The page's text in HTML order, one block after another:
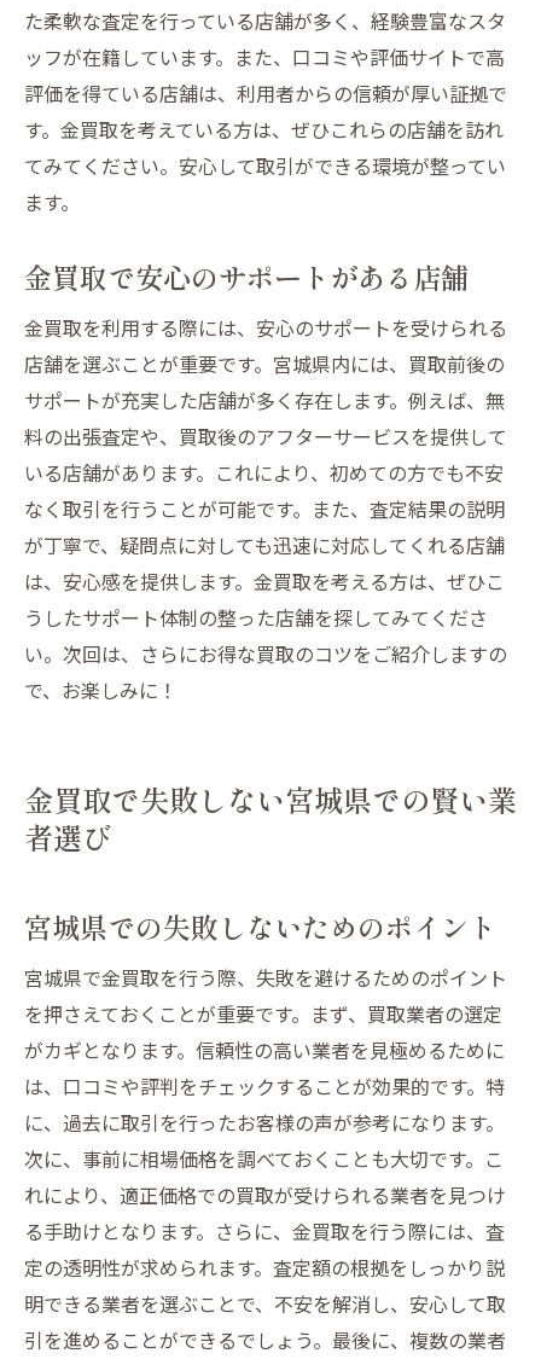
た柔軟な査定を行っている店舗が多く、経験豊富なスタ
ッフが在籍しています。また、口コミや評価サイトで高
評価を得ている店舗は、利用者からの信頼が厚い証拠で
す。金買取を考えている方は、ぜひこれらの店舗を訪れ
てみてください。安心して取引ができる環境が整ってい
ます。
金買取で安心のサポートがある店舗
金買取を利用する際には、安心のサポートを受けられる
店舗を選ぶことが重要です。宮城県内には、買取前後の
サポートが充実した店舗が多く存在します。例えば、無
料の出張査定や、買取後のアフターサービスを提供して
いる店舗があります。これにより、初めての方でも不安
なく取引を行うことが可能です。また、査定結果の説明
が丁寧で、疑問点に対しても迅速に対応してくれる店舗
は、安心感を提供します。金買取を考える方は、ぜひこ
うしたサポート体制の整った店舗を探してみてくださ
い。次回は、さらにお得な買取のコツをご紹介しますの
で、お楽しみに！
金買取で失敗しない宮城県での賢い業
者選び
宮城県での失敗しないためのポイント
宮城県で金買取を行う際、失敗を避けるためのポイント
を押さえておくことが重要です。まず、買取業者の選定
がカギとなります。信頼性の高い業者を見極めるために
は、口コミや評判をチェックすることが効果的です。特
に、過去に取引を行ったお客様の声が参考になります。
次に、事前に相場価格を調べておくことも大切です。こ
れにより、適正価格での買取が受けられる業者を見つけ
る手助けとなります。さらに、金買取を行う際には、査
定の透明性が求められます。査定額の根拠をしっかり説
明できる業者を選ぶことで、不安を解消し、安心して取
引を進めることができるでしょう。最後に、複数の業者